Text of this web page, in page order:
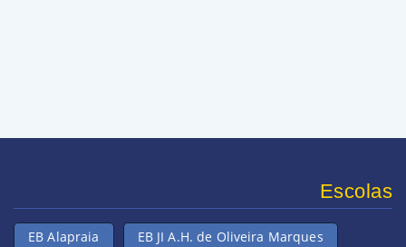
Escolas
EB Alapraia EB JI A.H. de Oliveira Marques